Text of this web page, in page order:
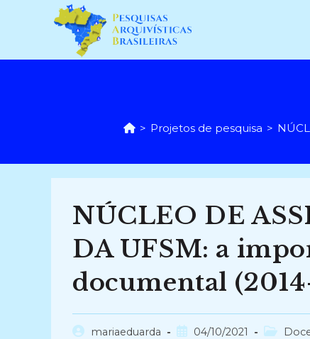
conteúdo
> Projetos de pesquisa >
NÚCLEO DE
DA UFSM: a
documental
Autormariaeduarda
Post04/10/2021